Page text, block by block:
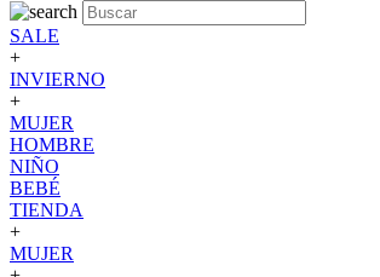
SALE
+
INVIERNO
+
MUJER
HOMBRE
NIÑO
BEBÉ
TIENDA
+
MUJER